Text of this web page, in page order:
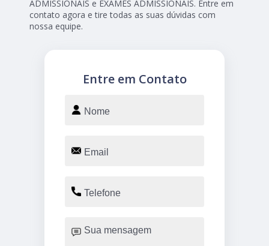
ADMISSIONAIS e EXAMES ADMISSIONAIS. Entre em
contato agora e tire todas as suas dúvidas com
nossa equipe.
Entre em Contato